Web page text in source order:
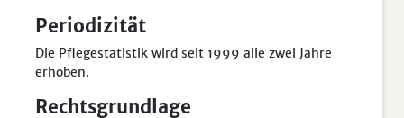
Periodizität
Die Pflegestatistik wird seit 1999 alle zwei Jahre
erhoben.
Rechtsgrundlage